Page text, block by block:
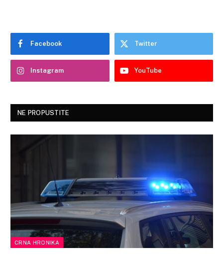
Facebook Twitter
Instagram YouTube
NE PROPUSTITE
CRNA HRONIKA